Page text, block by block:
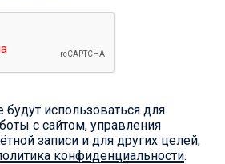
использоваться для
с сайтом, управления
записи и для других целей,
конфиденциальности.